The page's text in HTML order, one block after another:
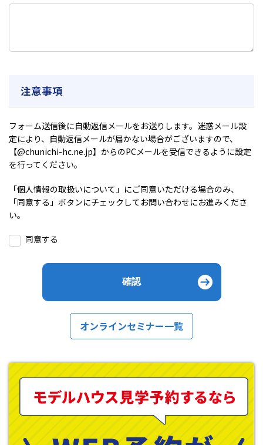
注意事項
フォーム送信後に自動返信メールをお送りします。迷惑メール設
定により、自動返信メールが届かない場合がございますので、
【@chunichi-hc.ne.jp】からのPCメールを受信できるように設定
を行ってください。
「個人情報の取扱いについて 」にご同意いただける場合のみ、
「同意する」ボタンにチェックしてお問い合わせにお進みくださ
い。
同意する
オンラインセミナー一覧